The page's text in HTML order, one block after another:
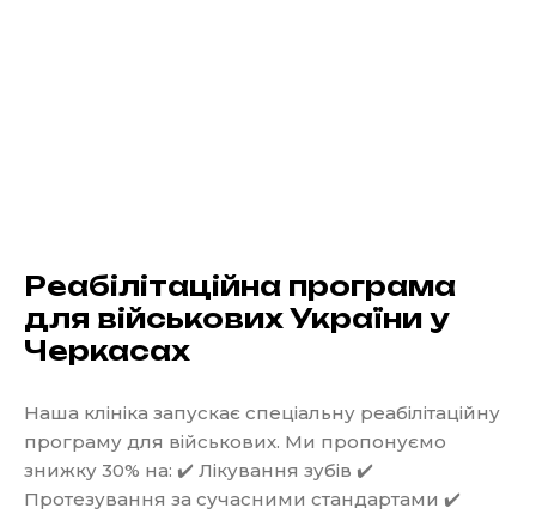
Реабілітаційна програма
для військових України у
Черкасах
Наша клініка запускає спеціальну реабілітаційну
програму для військових. Ми пропонуємо
знижку 30% на: ✔️ Лікування зубів ✔️
Протезування за сучасними стандартами ✔️